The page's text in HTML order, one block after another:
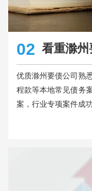
02 看重滁
优质滁州要债公司熟
程款等本地常见债务
案，行业专项案件成